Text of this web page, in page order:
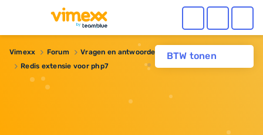
BTW tonen
Vimexx Forum Vragen en antwoorden
Webhosting
Redis extensie voor php7